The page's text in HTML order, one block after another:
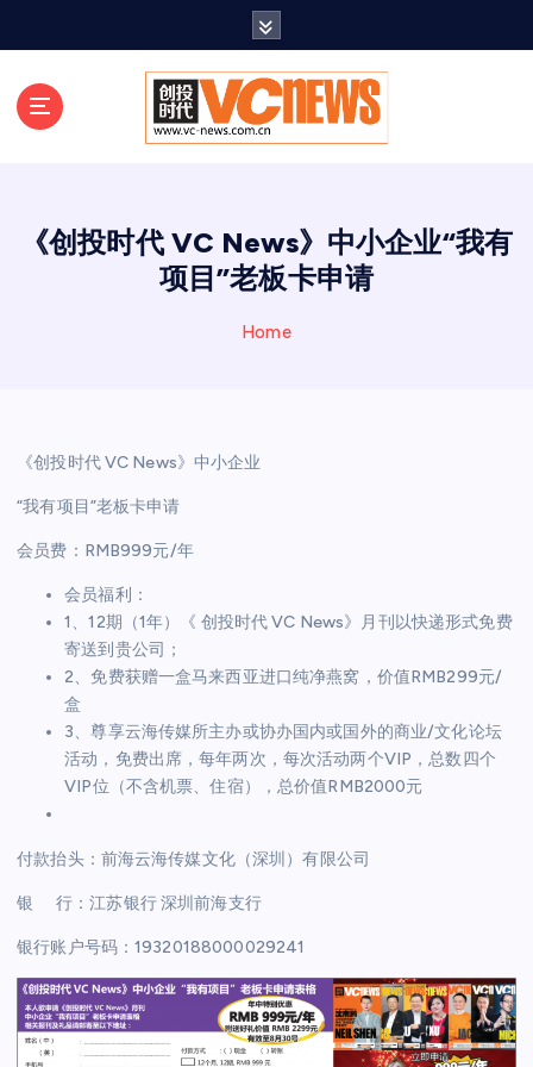
《创投时代 VC News》中小企业“我有
项目”老板卡申请
Home
《创投时代 VC News》中小企业
“我有项目”老板卡申请
会员费：RMB999元/年
会员福利：
1、12期（1年）《 创投时代 VC News》月刊以快递形式免费
寄送到贵公司；
2、免费获赠一盒马来西亚进口纯净燕窝，价值RMB299元/
盒
3、尊享云海传媒所主办或协办国内或国外的商业/文化论坛
活动，免费出席，每年两次，每次活动两个VIP，总数四个
VIP位（不含机票、住宿），总价值RMB2000元
付款抬头：前海云海传媒文化（深圳）有限公司
银 行：江苏银行 深圳前海支行
银行账户号码：19320188000029241